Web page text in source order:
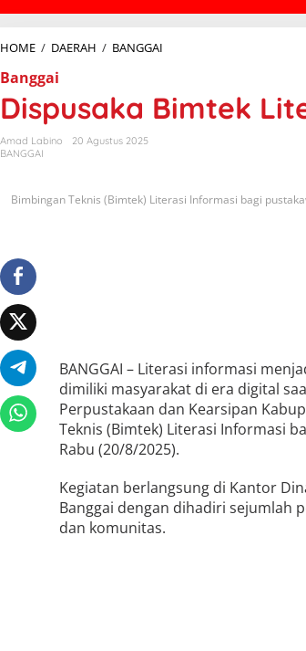
HOME / DAERAH / BANGGAI
u
s
m
I
n
f
o
r
m
a
s
Banggai
Dispusaka Bimtek
Amad Labino
20 Agustus 2025
BANGGAI
Bimbingan Teknis (Bimtek) Literasi Informasi bagi
BANGGAI – Literasi informasi
dimiliki masyarakat di era digital
Perpustakaan dan Kearsipan
Teknis (Bimtek) Literasi Informasi
Rabu (20/8/2025).
Kegiatan berlangsung di Kantor
Banggai dengan dihadiri sejumlah
dan komunitas.